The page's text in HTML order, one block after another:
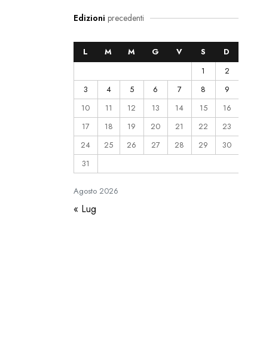
Edizioni precedenti
Agosto2026
L M M G V S
D
1
2
3
4 5 6 7 8
9
10
11 12 13 14 15
16
17
18 19 20 21 22
23
24
25 26 27 28 29
30
31
« Lug